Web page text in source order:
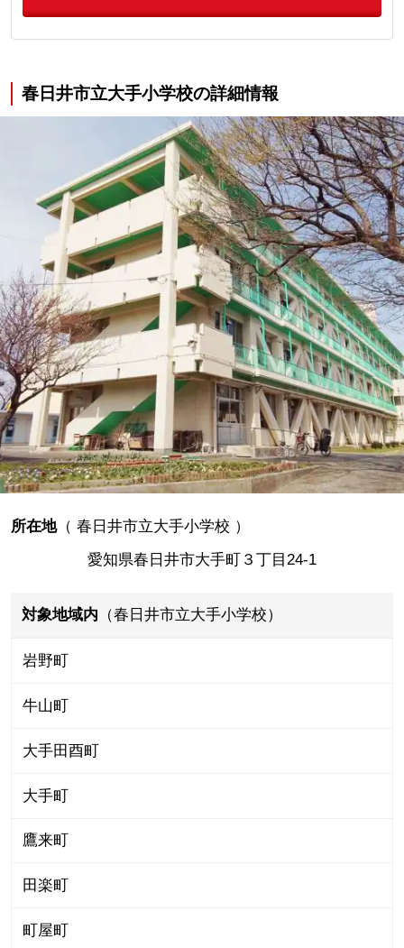
春日井市立大手小学校の詳細情報
所在地（ 春日井市立大手小学校 ）
愛知県春日井市大手町３丁目24-1
対象地域内 （春日井市立大手小学校）
岩野町
牛山町
大手田酉町
大手町
鷹来町
田楽町
町屋町